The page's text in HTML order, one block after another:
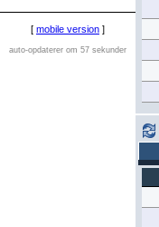
[ mobile version ]
auto-opdaterer om 57 sekunder